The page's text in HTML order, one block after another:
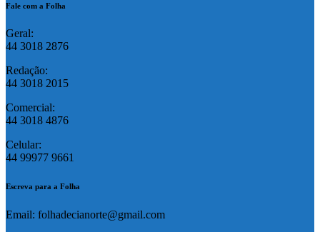
Fale com a Folha
Geral:
44 3018 2876
Redação:
44 3018 2015
Comercial:
44 3018 4876
Celular:
44 99977 9661
Escreva para a Folha
Email: folhadecianorte@gmail.com